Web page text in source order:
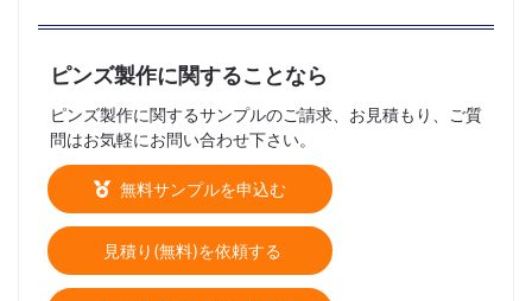
ピンズ製作に関することなら
ピンズ製作に関するサンプルのご請求、お見積もり、ご質
問はお気軽にお問い合わせ下さい。
無料サンプルを申込む
見積り(無料)を依頼する